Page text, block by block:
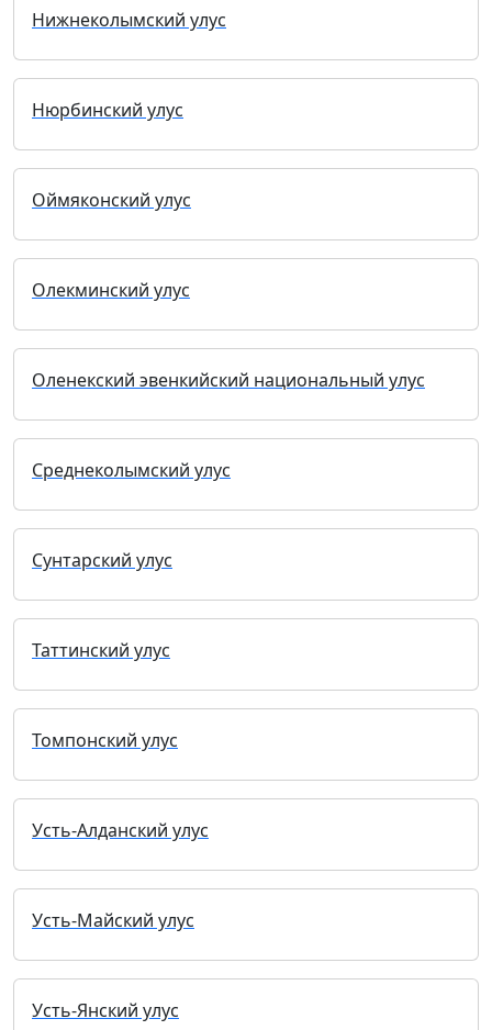
Нижнеколымский улус
Нюрбинский улус
Оймяконский улус
Олекминский улус
Оленекский эвенкийский национальный улус
Среднеколымский улус
Сунтарский улус
Таттинский улус
Томпонский улус
Усть-Алданский улус
Усть-Майский улус
Усть-Янский улус